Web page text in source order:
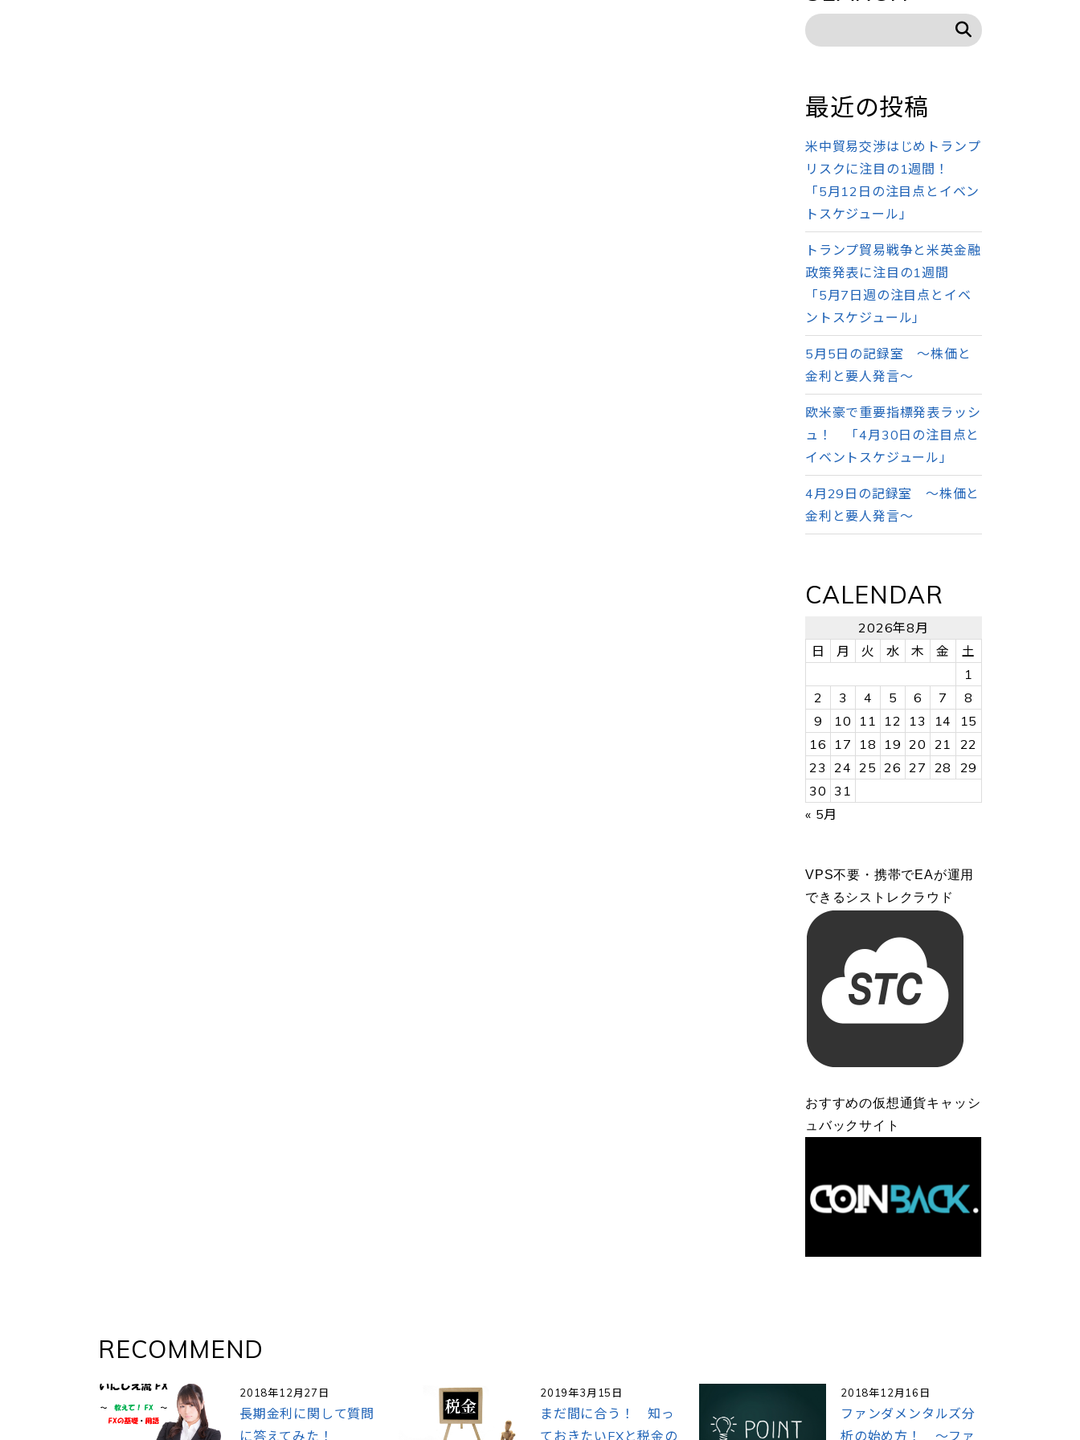
最近の投稿
米中貿易交渉はじめトランプ
リスクに注目の1週間！
「5月12日の注目点とイベン
トスケジュール」
トランプ貿易戦争と米英金融
政策発表に注目の1週間
「5月7日週の注目点とイベ
ントスケジュール」
5月5日の記録室 ～株価と
金利と要人発言～
欧米豪で重要指標発表ラッシ
ュ！ 「4月30日の注目点と
イベントスケジュール」
4月29日の記録室 ～株価と
金利と要人発言～
CALENDAR
2026年8月
日
月 火 水 木 金
土
1
2
3 4 5 6 7
8
9
10 11 12 13 14
15
16
17 18 19 20 21
22
23
24 25 26 27 28
29
30 31
« 5月
VPS不要・携帯でEAが運用
できるシストレクラウド
おすすめの仮想通貨キャッシ
ュバックサイト
RECOMMEND
2018年12月27日
長期金利に関して質問
に答えてみた！
2019年3月15日
まだ間に合う！ 知っ
ておきたいFXと税金の
2018年12月16日
ファンダメンタルズ分
析の始め方！ ～ファ